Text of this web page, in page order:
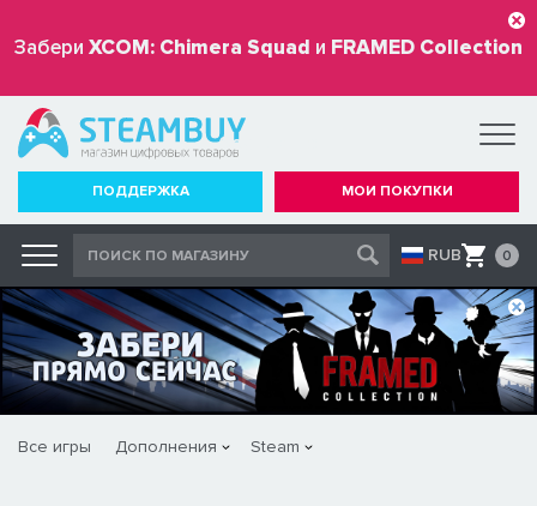
Забери XCOM: Chimera Squad и FRAMED Collection
бесплатно
ПОДДЕРЖКА МОИ ПОКУПКИ
RUB 0
Все игры Дополнения Steam